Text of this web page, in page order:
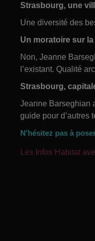
Strasbourg, une
Une diversité des
Un moratoire sur
Non, Jeanne
l’existant. Qualité
Strasbourg,
Jeanne Barseghian
guide pour d’autres
N'hésitez pas à
Les Infos Habitat